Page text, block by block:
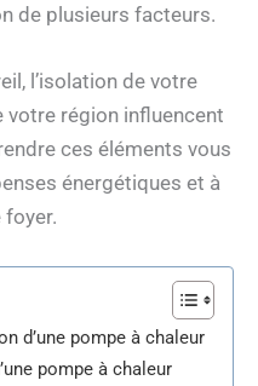
de plusieurs facteurs.
l’isolation de votre
région influencent
ces éléments vous
énergétiques et à
d’une pompe à chaleur
pompe à chaleur